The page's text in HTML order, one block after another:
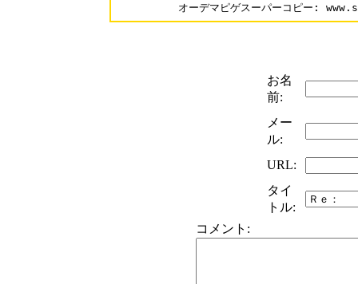
オーデマピゲスーパーコピー:
お名
前:
メー
ル:
URL:
タイ
トル:
コメント: